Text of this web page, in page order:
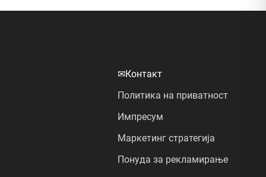
✉Контакт
Политика на приватност
Импресум
Маркетинг стратегија
Понуда за рекламирање